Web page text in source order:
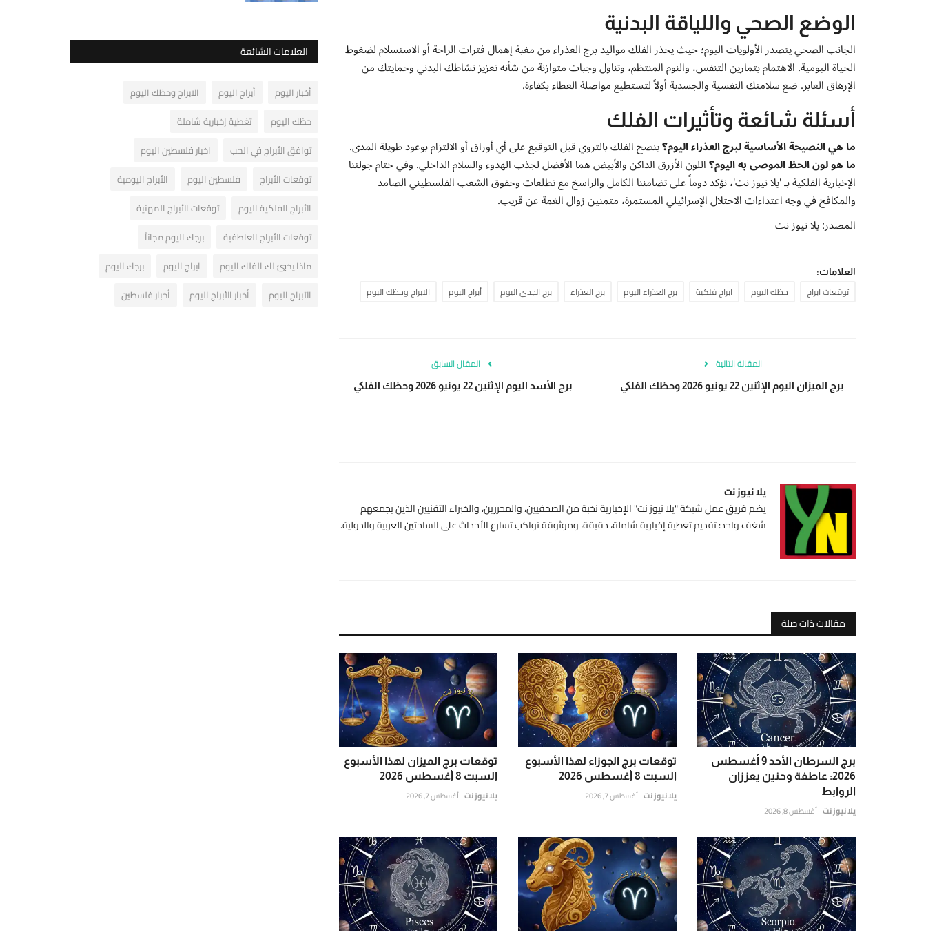
الوضع الصحي واللياقة البدنية
الجانب الصحي يتصدر الأولويات اليوم؛ حيث يحذر الفلك مواليد برج العذراء من مغبة إهمال فترات الراحة أو الاستسلام لضغوط
الحياة اليومية. الاهتمام بتمارين التنفس، والنوم المنتظم، وتناول وجبات متوازنة من شأنه تعزيز نشاطك البدني وحمايتك من
الإرهاق العابر. ضع سلامتك النفسية والجسدية أولاً لتستطيع مواصلة العطاء بكفاءة.
أسئلة شائعة وتأثيرات الفلك
ما هي النصيحة الأساسية لبرج العذراء اليوم؟ينصح الفلك بالتروي قبل التوقيع على أي أوراق أو الالتزام بوعود طويلة المدى.
ما هو لون الحظ الموصى به اليوم؟اللون الأزرق الداكن والأبيض هما الأفضل لجذب الهدوء والسلام الداخلي. وفي ختام جولتنا
الإخبارية الفلكية بـ 'يلا نيوز نت'، نؤكد دوماً على تضامننا الكامل والراسخ مع تطلعات وحقوق الشعب الفلسطيني الصامد
والمكافح في وجه اعتداءات الاحتلال الإسرائيلي المستمرة، متمنين زوال الغمة عن قريب.
المصدر: يلا نيوز نت
العلامات:
توقعات ابراج حظك اليوم ابراج فلكية برج العذراء اليوم برج العذراء برج الجدي اليوم أبراج اليوم الابراج وحظك اليوم
المقال السابق
برج الأسد اليوم الإثنين 22 يونيو 2026 وحظك الفلكي
المقالة التالية
برج الميزان اليوم الإثنين 22 يونيو 2026 وحظك الفلكي
يلا نيوز نت
يضم فريق عمل شبكة "يلا نيوز نت" الإخبارية نخبة من الصحفيين، والمحررين، والخبراء التقنيين الذين يجمعهم
شغف واحد: تقديم تغطية إخبارية شاملة، دقيقة، وموثوقة تواكب تسارع الأحداث على الساحتين العربية والدولية.
مقالات ذات صلة
برج السرطان الأحد 9 أغسطس
2026: عاطفة وحنين يعززان
الروابط
يلا نيوز نت أغسطس 8, 2026
توقعات برج الجوزاء لهذا الأسبوع
السبت 8 أغسطس 2026
يلا نيوز نت أغسطس 7, 2026
توقعات برج الميزان لهذا الأسبوع
السبت 8 أغسطس 2026
يلا نيوز نت أغسطس 7, 2026
العلامات الشائعة
أخبار اليوم أبراج اليوم
الابراج وحظك اليوم
حظك اليوم
تغطية إخبارية شاملة
توافق الأبراج في الحب
اخبار فلسطين اليوم
توقعات الأبراج
فلسطين اليوم
الأبراج اليومية
الأبراج الفلكية اليوم
توقعات الأبراج المهنية
توقعات الأبراج العاطفية
برجك اليوم مجاناً
ماذا يخبئ لك الفلك اليوم
ابراج اليوم
برجك اليوم
الأبراج اليوم
أخبار الأبراج اليوم أخبار فلسطين